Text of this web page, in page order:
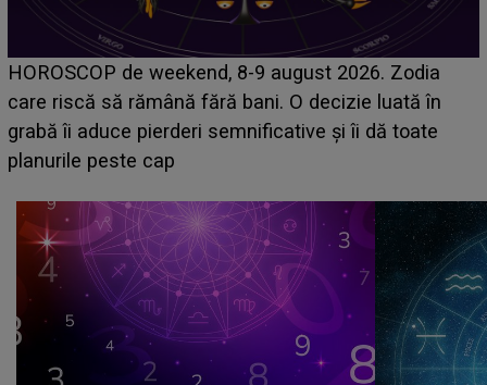
Emanuel a ținut ACEST DETALIU ASCUNS până
acum! În fața Alexandrei, concurentul din Casa Iubirii
face o MĂRTURISIRE NEAȘTEPTATĂ despre mama
sa: "I-am spus și ei în față, eu nu te iubesc pentru